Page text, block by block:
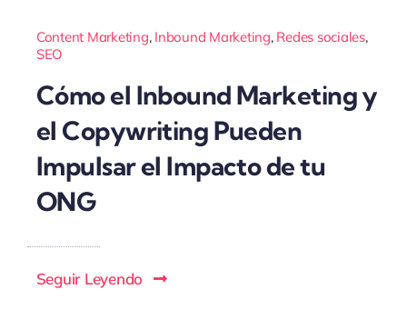
Content Marketing, Inbound Marketing, Redes sociales,
SEO
Cómo el Inbound Marketing y
el Copywriting Pueden
Impulsar el Impacto de tu
ONG
Seguir Leyendo